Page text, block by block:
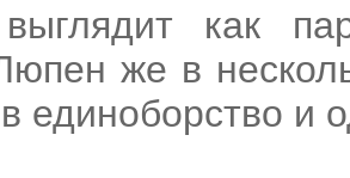
как
же в
единоборство и